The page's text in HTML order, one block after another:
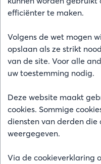
efficiënter te maken.
Volgens de wet mogen
opslaan als ze strikt
van de site. Voor alle
uw toestemming nodig.
Deze website maakt
cookies. Sommige
diensten van derden die
weergegeven.
Via de cookieverklaring